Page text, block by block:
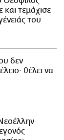
τεμάχισε
του
δεν
θέλει να